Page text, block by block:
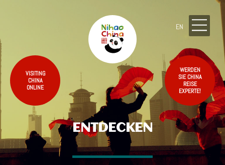
WERDEN
SIE CHINA
REISE
EXPERTE!
VISITING
CHINA
ONLINE
EN
ENTDECKEN